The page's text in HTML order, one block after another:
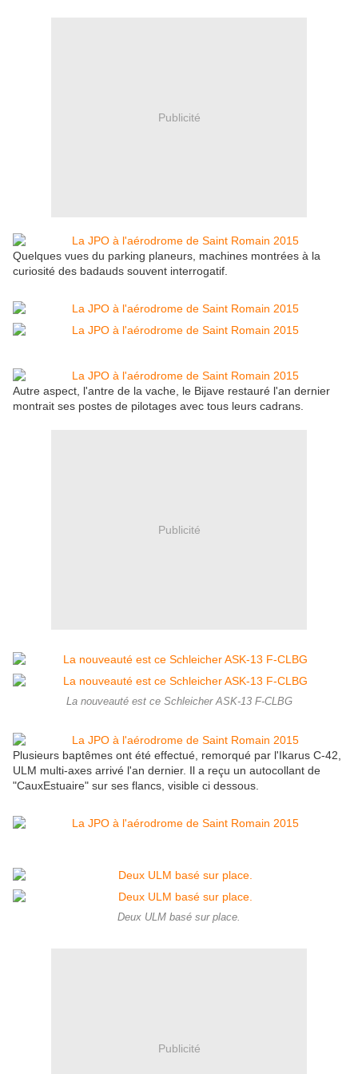
Publicité
Quelques vues du parking planeurs, machines montrées à la
curiosité des badauds souvent interrogatif.
Autre aspect, l'antre de la vache, le Bijave restauré l'an dernier
montrait ses postes de pilotages avec tous leurs cadrans.
Publicité
La nouveauté est ce Schleicher ASK-13 F-CLBG
Plusieurs baptêmes ont été effectué, remorqué par l'Ikarus C-42,
ULM multi-axes arrivé l'an dernier. Il a reçu un autocollant de
"CauxEstuaire" sur ses flancs, visible ci dessous.
Deux ULM basé sur place.
Publicité